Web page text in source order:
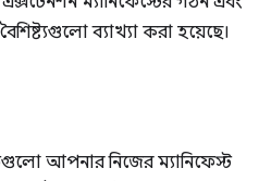
ব্যাখ্যা করা হয়েছে।
আপনার নিজের ম্যানিফেস্ট